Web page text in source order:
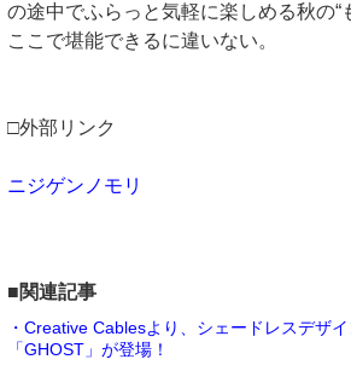
の途中でふらっと気軽に楽しめる秋の“
ここで堪能できるに違いない。
□外部リンク
ニジゲンノモリ
■関連記事
・Creative Cablesより、シェードレスデザ
「GHOST」が登場！